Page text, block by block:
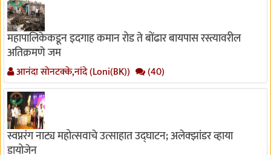
महापालिकेकडून इदगाह कमान रोड ते बोंढार बायपास रस्त्यावरील
अतिक्रमणे जम
आनंदा सोनटक्के,नांदे (Loni(BK)) (40)
स्वप्नरंग नाट्य महोत्सवाचे उत्साहात उद्घाटन; अलेक्झांडर व्हाया
डायोजेन